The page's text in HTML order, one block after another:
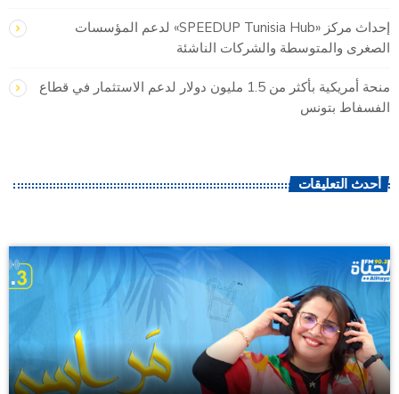
إحداث مركز «SPEEDUP Tunisia Hub» لدعم المؤسسات
الصغرى والمتوسطة والشركات الناشئة
منحة أمريكية بأكثر من 1.5 مليون دولار لدعم الاستثمار في قطاع
الفسفاط بتونس
أحدث التعليقات